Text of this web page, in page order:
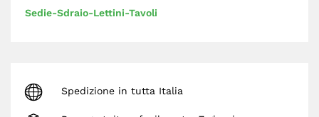
Sedie-Sdraio-Lettini-Tavoli
Spedizione in tutta Italia